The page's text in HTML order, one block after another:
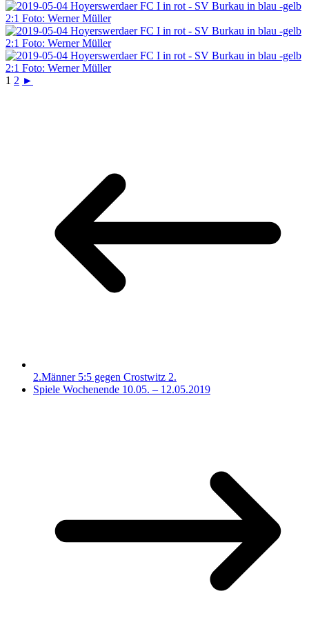
1 2 ►
2.Männer 5:5 gegen Crostwitz 2.
Spiele Wochenende 10.05. – 12.05.2019